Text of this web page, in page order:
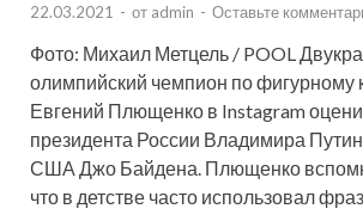
22.03.2021 - от admin - Оставьте
Фото: Михаил Метцель / POOL
олимпийский чемпион по фигурному
Евгений Плющенко в Instagram
президента России Владимира
США Джо Байдена. Плющенко
что в детстве часто использовал